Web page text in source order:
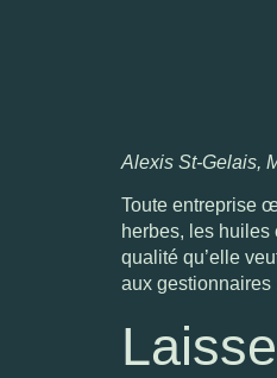
Alexis St-Gelais,
Toute entreprise
herbes, les
qualité qu’elle
aux gestionnaires